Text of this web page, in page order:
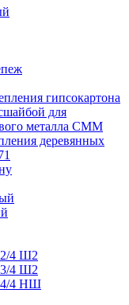
гипсокартона
для
металла СММ
деревянных
4 Ш2
4 Ш2
4/4 НШ